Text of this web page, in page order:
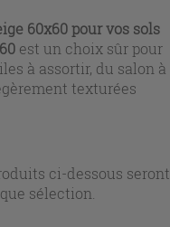
60x60pour vos sols
est un choix sûr pour
à assortir, du salon à
texturées
un rendu naturel,
l’ivoire, avec des
Chez Iperceramica,
pour un style
(effets ardoise,
du caractère sans
ci-dessous seront
sélection.